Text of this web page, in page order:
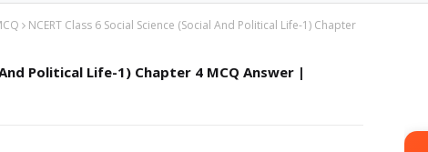
NCERT Class 6 Social Science (Social And Political Life-1) Chapter
Political Life-1) Chapter 4 MCQ Answer |